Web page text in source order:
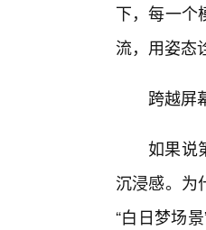
下，每一个
流，用姿态
跨越屏
如果说
沉浸感。为
“白日梦场